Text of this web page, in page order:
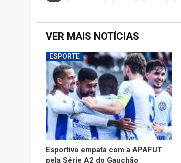
VER MAIS NOTÍCIAS
ESPORTE
Esportivo empata com a APAFUT
pela Série A2 do Gauchão